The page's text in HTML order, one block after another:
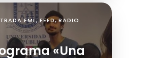
FML,FEED,RADIO
«Una